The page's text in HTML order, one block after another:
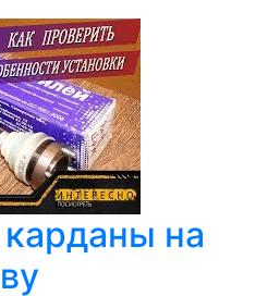
карданы на